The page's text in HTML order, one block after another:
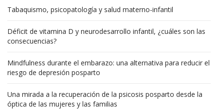
Tabaquismo, psicopatología y salud materno-infantil
Déficit de vitamina D y neurodesarrollo infantil, ¿cuáles son las
consecuencias?
Mindfulness durante el embarazo: una alternativa para reducir el
riesgo de depresión posparto
Una mirada a la recuperación de la psicosis posparto desde la
óptica de las mujeres y las familias